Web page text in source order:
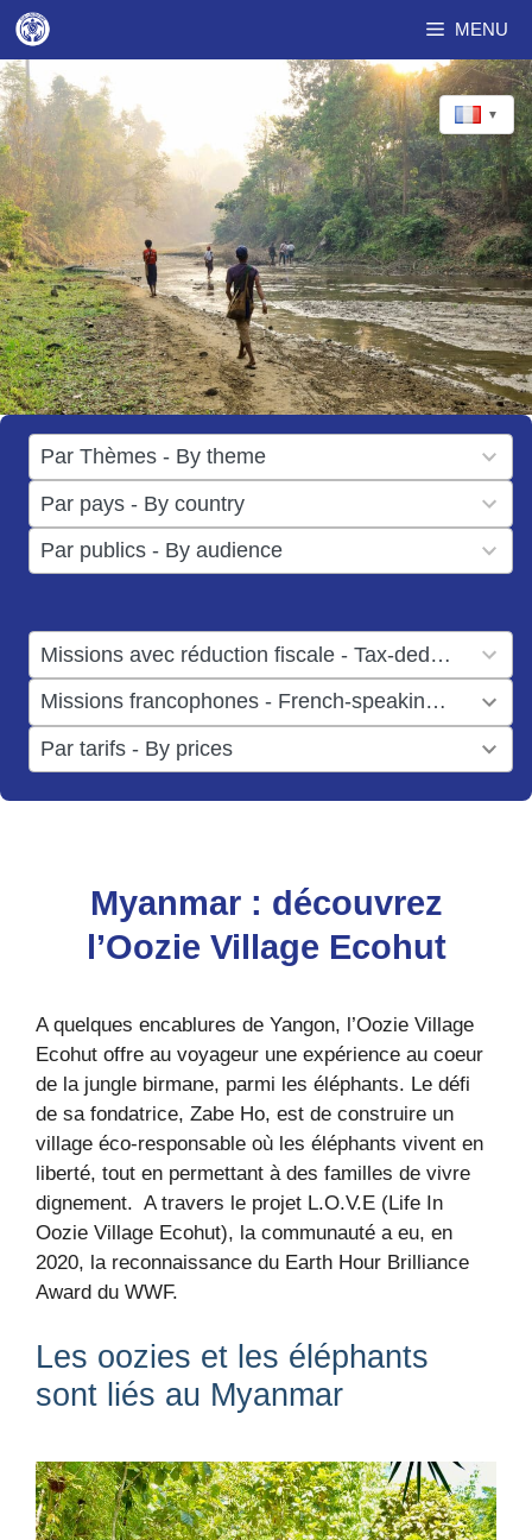
Aller
au
contenu
MENU
▼
Par Thèmes - By theme
17
results
available
Par pays - By country
50
results
available
Par publics - By audience
results
Missions avec réduction fiscale - Tax-deductible missions
result
available
Missions francophones - French-speaking missions
result
available
Par tarifs - By prices
results
available
Myanmar : découvrez
l’Oozie Village Ecohut
A quelques encablures de Yangon, l’Oozie Village
Ecohut offre au voyageur une expérience au coeur
de la jungle birmane, parmi les éléphants. Le défi
de sa fondatrice, Zabe Ho, est de construire un
village éco-responsable où les éléphants vivent en
liberté, tout en permettant à des familles de vivre
dignement. A travers le projet L.O.V.E (Life In
Oozie Village Ecohut), la communauté a eu, en
2020, la reconnaissance du Earth Hour Brilliance
Award du WWF.
Les oozies et les éléphants
sont liés au Myanmar